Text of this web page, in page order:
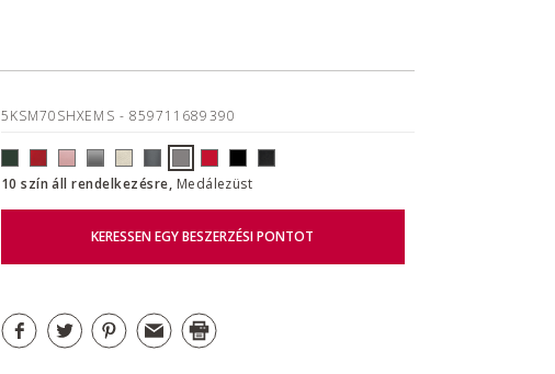
5KSM70SHXEMS - 859711689390
10 szín áll rendelkezésre, Medálezüst
KERESSEN EGY BESZERZÉSI PONTOT